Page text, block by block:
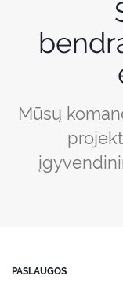
Mūsų
PASLAUGOS